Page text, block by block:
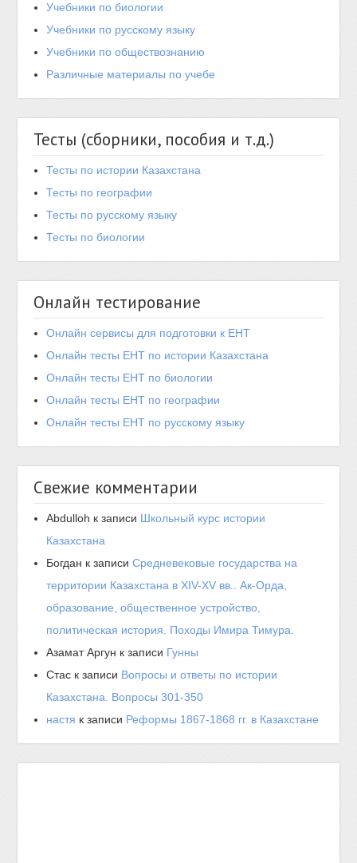
Учебники по биологии
Учебники по русскому языку
Учебники по обществознанию
Различные материалы по учебе
Тесты (сборники, пособия и т.д.)
Тесты по истории Казахстана
Тесты по географии
Тесты по русскому языку
Тесты по биологии
Онлайн тестирование
Онлайн сервисы для подготовки к ЕНТ
Онлайн тесты ЕНТ по истории Казахстана
Онлайн тесты ЕНТ по биологии
Онлайн тесты ЕНТ по географии
Онлайн тесты ЕНТ по русскому языку
Свежие комментарии
Abdulloh к записи Школьный курс истории
Казахстана
Богдан к записиСредневековые государства на
территории Казахстана в XIV-XV вв.. Ак-Орда,
образование, общественное устройство,
политическая история. Походы Имира Тимура.
Азамат Аргун к записи Гунны
Стас к записи Вопросы и ответы по истории
Казахстана. Вопросы 301-350
настя к записи Реформы 1867-1868 гг. в Казахстане